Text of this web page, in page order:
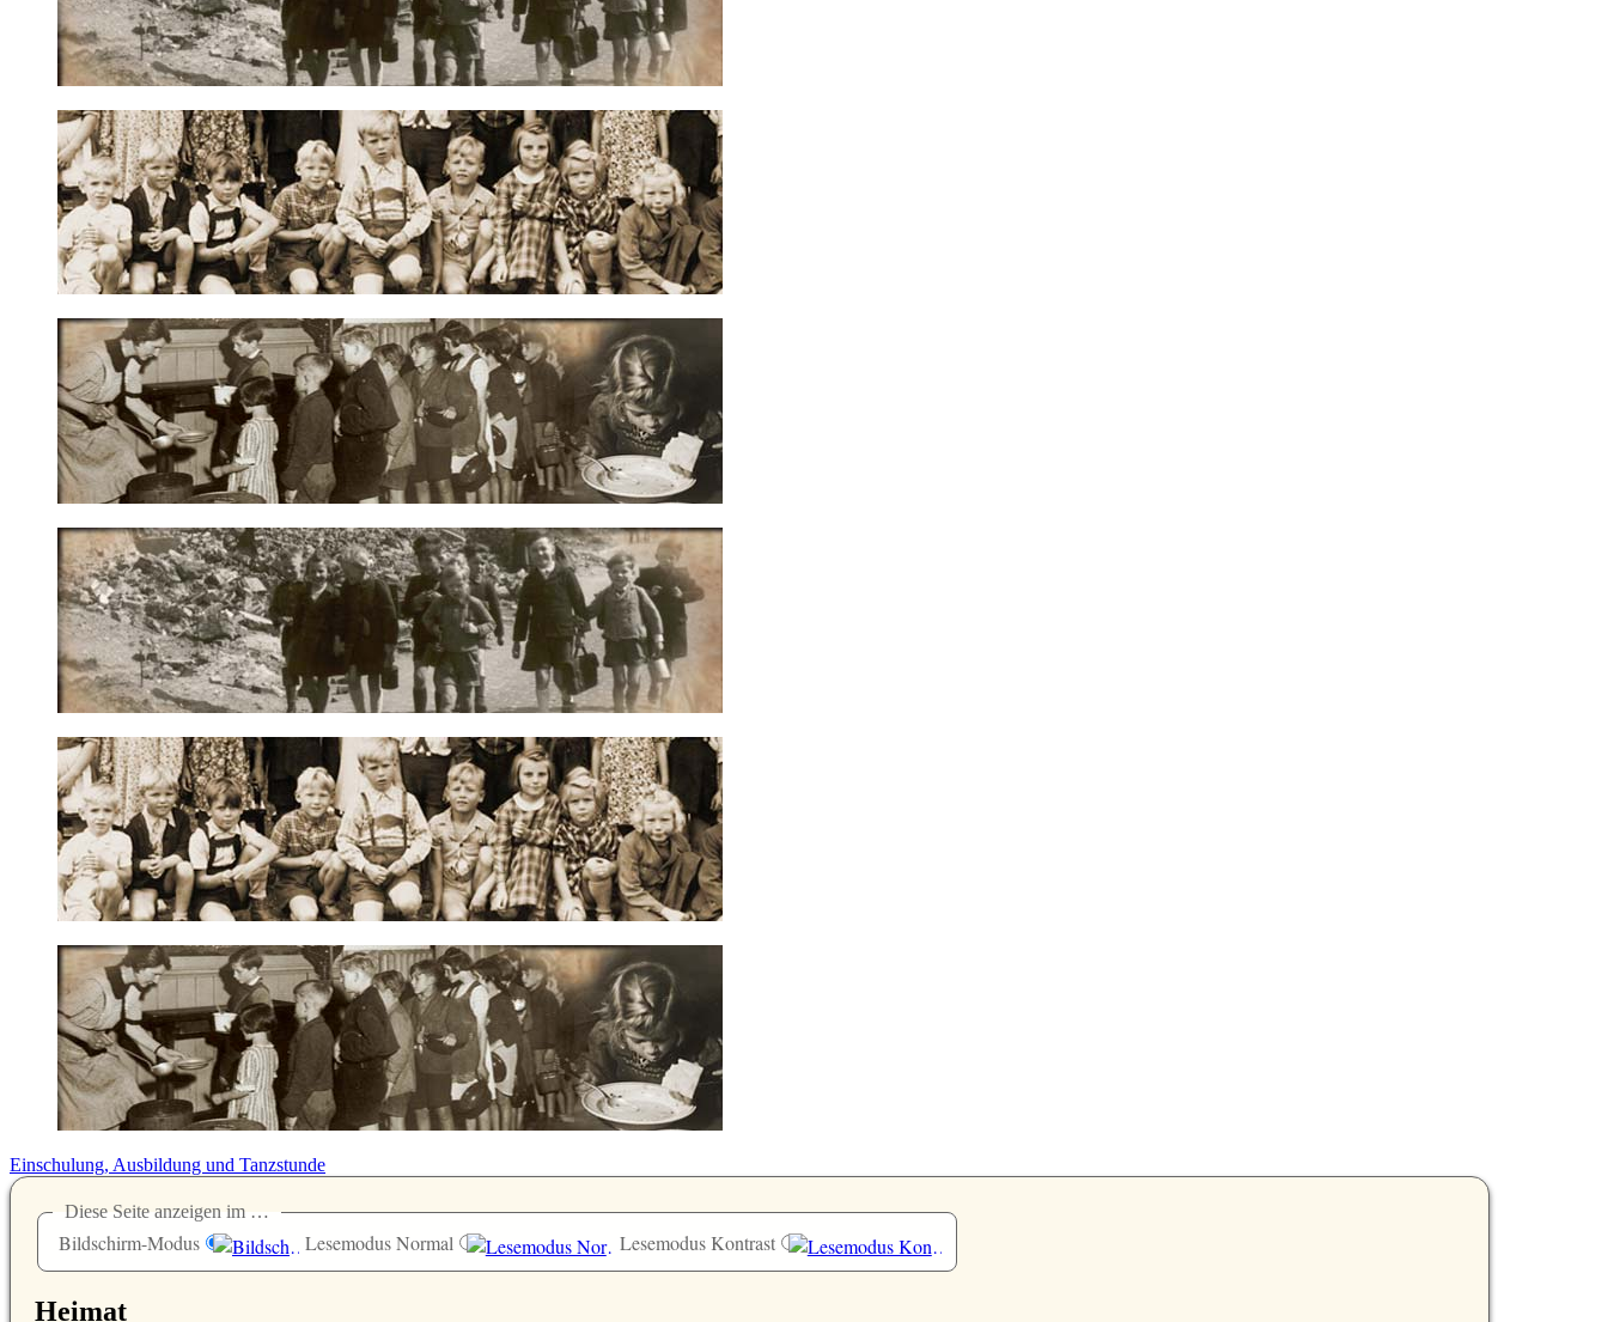
Einschulung, Ausbildung und Tanzstunde
Diese Seite anzeigen im …
Bildschirm-Modus Lesemodus Normal Lesemodus Kontrast
Heimat